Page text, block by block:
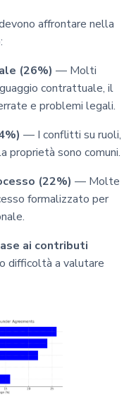
affrontare nella
(26%) — Molti
contrattuale, il
e problemi legali.
— I conflitti su ruoli,
proprietà sono comuni.
(22%) — Molte
formalizzato per
ai contributi
difficoltà a valutare